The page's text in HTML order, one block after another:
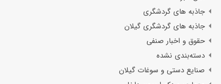
جاذبه های گردشگری
جاذبه های گردشگری گیلان
حقوق و اخبار صنفی
دسته‌بندی نشده
صنایع دستی و سوغات گیلان